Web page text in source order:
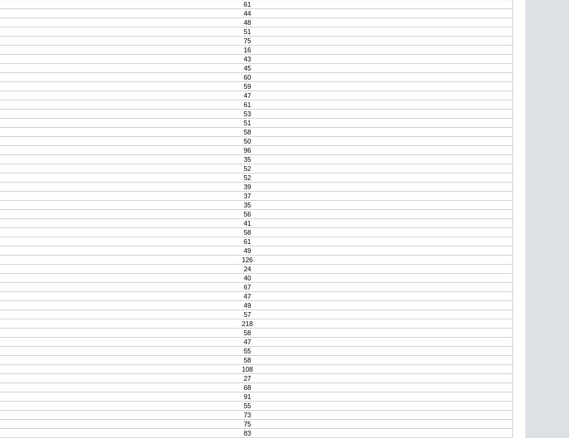
61
44
48
51
75
16
43
45
60
59
47
61
53
51
58
50
96
35
52
52
39
37
35
56
41
58
61
49
126
24
40
67
47
49
57
218
58
47
55
58
108
27
68
91
55
73
75
83